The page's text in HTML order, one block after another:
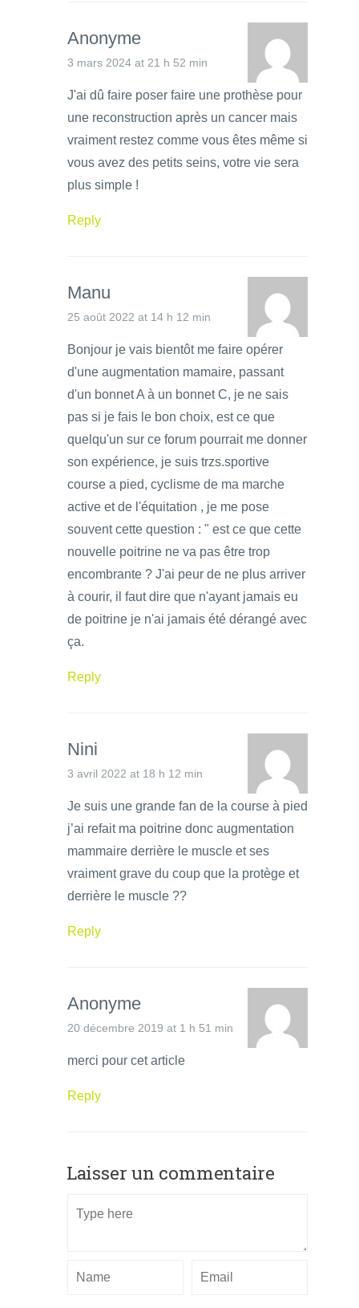
Anonyme
3 mars 2024 at 21 h 52 min
J'ai dû faire poser faire une prothèse pour
une reconstruction après un cancer mais
vraiment restez comme vous êtes même si
vous avez des petits seins, votre vie sera
plus simple !
Reply
Manu
25 août 2022 at 14 h 12 min
Bonjour je vais bientôt me faire opérer
d'une augmentation mamaire, passant
d'un bonnet A à un bonnet C, je ne sais
pas si je fais le bon choix, est ce que
quelqu'un sur ce forum pourrait me donner
son expérience, je suis trzs.sportive
course a pied, cyclisme de ma marche
active et de l'équitation , je me pose
souvent cette question : " est ce que cette
nouvelle poitrine ne va pas être trop
encombrante ? J'ai peur de ne plus arriver
à courir, il faut dire que n'ayant jamais eu
de poitrine je n'ai jamais été dérangé avec
ça.
Reply
Nini
3 avril 2022 at 18 h 12 min
Je suis une grande fan de la course à pied
j’ai refait ma poitrine donc augmentation
mammaire derrière le muscle et ses
vraiment grave du coup que la protège et
derrière le muscle ??
Reply
Anonyme
20 décembre 2019 at 1 h 51 min
merci pour cet article
Reply
Laisser un commentaire